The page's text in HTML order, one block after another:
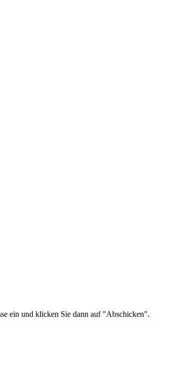
ein und klicken Sie dann auf "Abschicken".